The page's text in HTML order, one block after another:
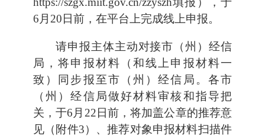
6月20日前，在平台上完成线上申报。
请申报主体主动对接市（州）经信
局，将申报材料（和线上申报材料一
致）同步报至市（州）经信局。各市
（州）经信局做好材料审核和指导把
关，于6月22日前，将加盖公章的推荐意
见（附件3）、推荐对象申报材料扫描件